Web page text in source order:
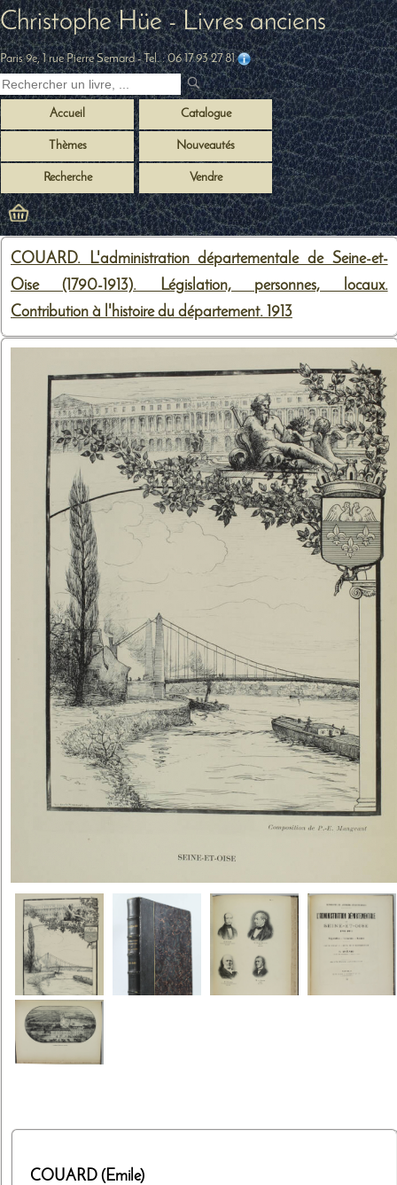
Christophe Hüe - Livres anciens
Paris 9e, 1 rue Pierre Semard- Tel. :06 17 93 27 81
Accueil Catalogue
Thèmes Nouveautés
Recherche Vendre
COUARD. L'administration départementale de Seine-et-
Oise (1790-1913). Législation, personnes, locaux.
Contribution à l'histoire du département. 1913
COUARD (Emile)